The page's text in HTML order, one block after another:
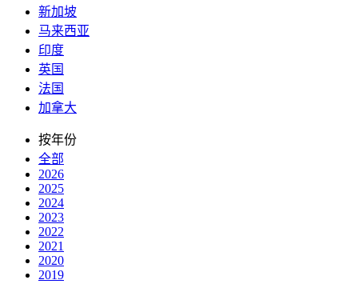
新加坡
马来西亚
印度
英国
法国
加拿大
按年份
全部
2026
2025
2024
2023
2022
2021
2020
2019